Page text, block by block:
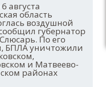
августа
область
воздушной
губернатор
По его
БПЛА уничтожили
и Матвеево-
районах